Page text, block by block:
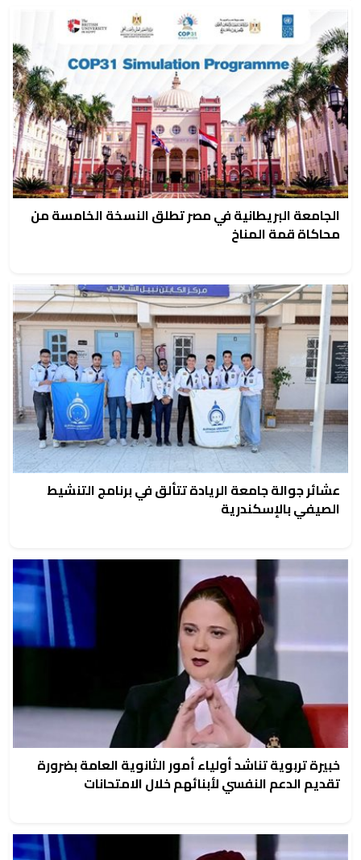
الجامعة البريطانية في مصر تطلق النسخة الخامسة من
محاكاة قمة المناخ
عشائر جوالة جامعة الريادة تتألق في برنامج التنشيط
الصيفي بالإسكندرية
خبيرة تربوية تناشد أولياء أمور الثانوية العامة بضرورة
تقديم الدعم النفسي لأبنائهم خلال الامتحانات